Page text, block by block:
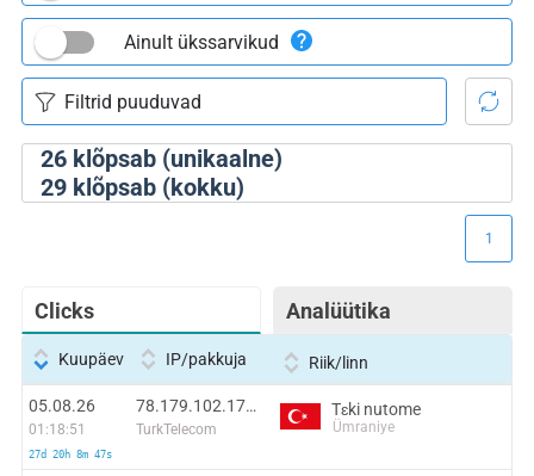
26klõpsab (unikaalne)
29klõpsab (kokku)
Ainult ükssarvikud
Clicks Analüütika
1
Kuupäev IP/pakkuja Riik/linn
05.08.26
01:18:51
27d 20h 8m 47s
78.179.102.178:58608
TurkTelecom
Tɛki nutome
Ümraniye